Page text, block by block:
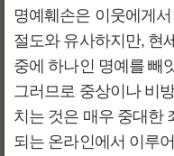
명예훼손은 이웃에게
절도와 유사하지만, 현
중에 하나인 명예를 빼
그러므로 중상이나 비
치는 것은 매우 중대한
되는 온라인에서 이루